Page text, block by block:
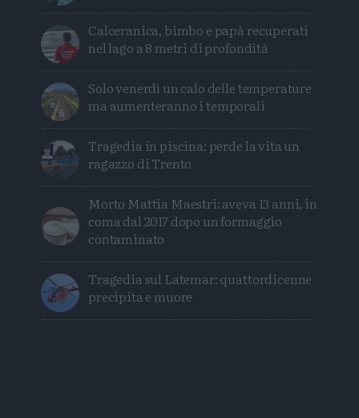
Calceranica, bimbo e papà recuperati
nel lago a 8 metri di profondità
Solo venerdì un calo delle temperature
ma aumenteranno i temporali
Tragedia in piscina: perde la vita un
ragazzo di Trento
Morto Mattia Maestri: aveva 13 anni, in
coma dal 2017 dopo un formaggio
contaminato
Tragedia sul Latemar: quattordicenne
precipita e muore